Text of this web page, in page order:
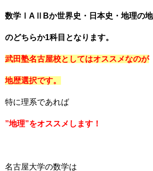
数学ⅠAⅡBか世界史・日本史・地理の地
のどちらか1科目となります。
武田塾名古屋校としてはオススメなのが
地歴選択です。
特に理系であれば
”地理”をオススメします！
名古屋大学の数学は